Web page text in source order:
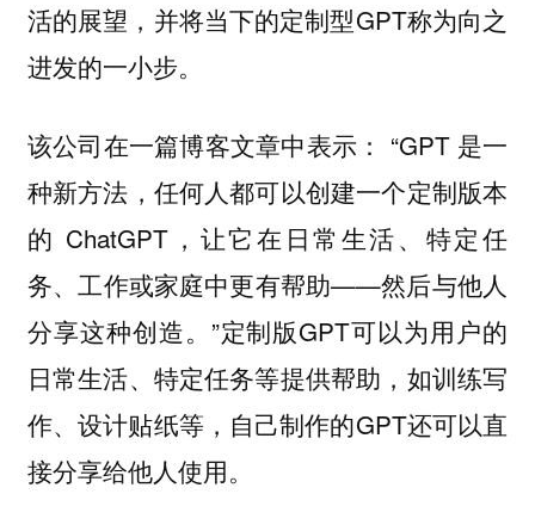
活的展望，并将当下的定制型GPT称为向之
进发的一小步。
该公司在一篇博客文章中表示： “GPT 是一
种新方法，任何人都可以创建一个定制版本
的 ChatGPT，让它在日常生活、特定任
务、工作或家庭中更有帮助——然后与他人
分享这种创造。”定制版GPT可以为用户的
日常生活、特定任务等提供帮助，如训练写
作、设计贴纸等，自己制作的GPT还可以直
接分享给他人使用。